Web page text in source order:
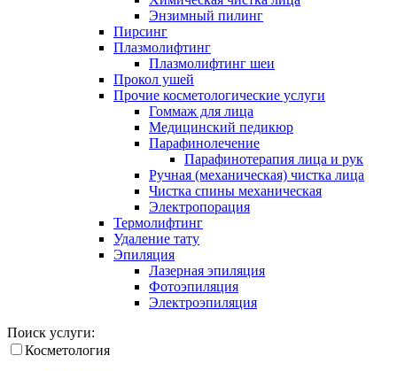
Энзимный пилинг
Пирсинг
Плазмолифтинг
Плазмолифтинг шеи
Прокол ушей
Прочие косметологические услуги
Гоммаж для лица
Медицинский педикюр
Парафинолечение
Парафинотерапия лица и рук
Ручная (механическая) чистка лица
Чистка спины механическая
Электропорация
Термолифтинг
Удаление тату
Эпиляция
Лазерная эпиляция
Фотоэпиляция
Электроэпиляция
Поиск услуги:
Косметология